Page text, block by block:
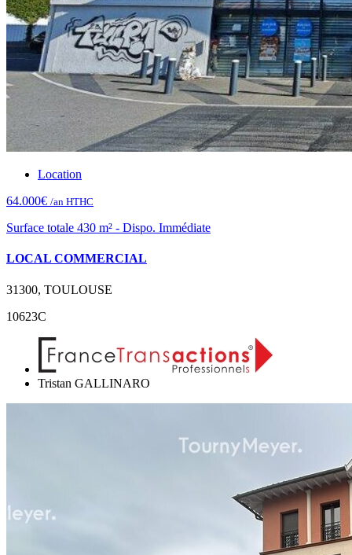
Location
64.000€ /an HTHC
Surface totale 430 m² - Dispo. Immédiate
LOCAL COMMERCIAL
31300, TOULOUSE
10623C
Tristan GALLINARO